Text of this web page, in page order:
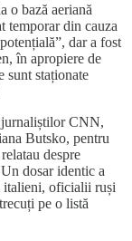
o bază aeriană
temporar din cauza
dar a fost
în apropiere de
sunt staționate
jurnaliștilor CNN,
Butsko, pentru
despre
dosar identic a
italieni, oficialii ruși
pe o listă